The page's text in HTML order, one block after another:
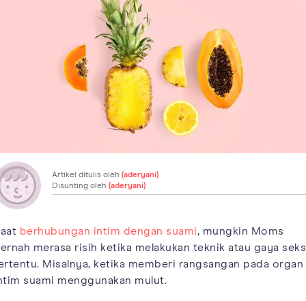
Artikel ditulis oleh (aderyani)
Disunting oleh (aderyani)
berhubungan intim dengan suami, mungkin Moms
merasa risih ketika melakukan teknik atau gaya seks
Misalnya, ketika memberi rangsangan pada organ
suami menggunakan mulut.